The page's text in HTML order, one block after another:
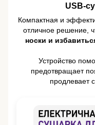
USB-
Компактная и
отличное решение,
носки и
Устройство
предотвращает
продлевает